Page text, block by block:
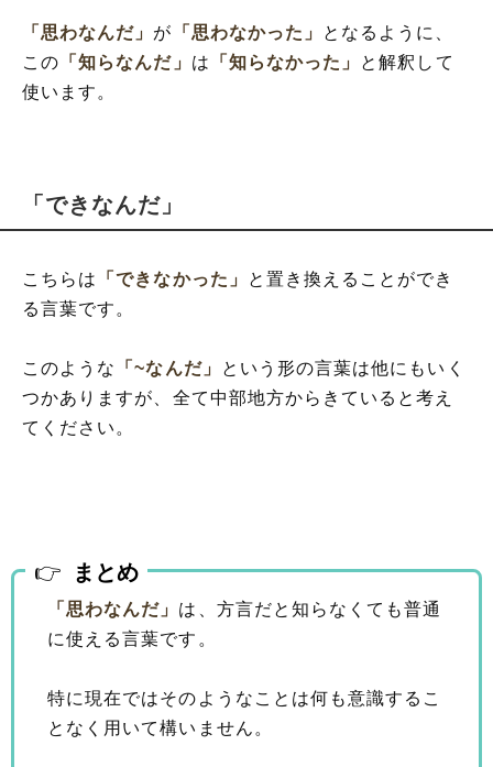
「思わなんだ」 が 「思わなかった」
となるように、
この 「知らなんだ」 は 「知らなかった」
と解釈して
使います。
「できなんだ」
こちらは 「できなかった」
と置き換えることができ
る言葉です。
このような 「~なんだ」
という形の言葉は他にもいく
つかありますが、全て中部地方からきていると考え
てください。
まとめ
「思わなんだ」 は、方言だと知らなくても普通
に使える言葉です。
特に現在ではそのようなことは何も意識するこ
となく用いて構いません。